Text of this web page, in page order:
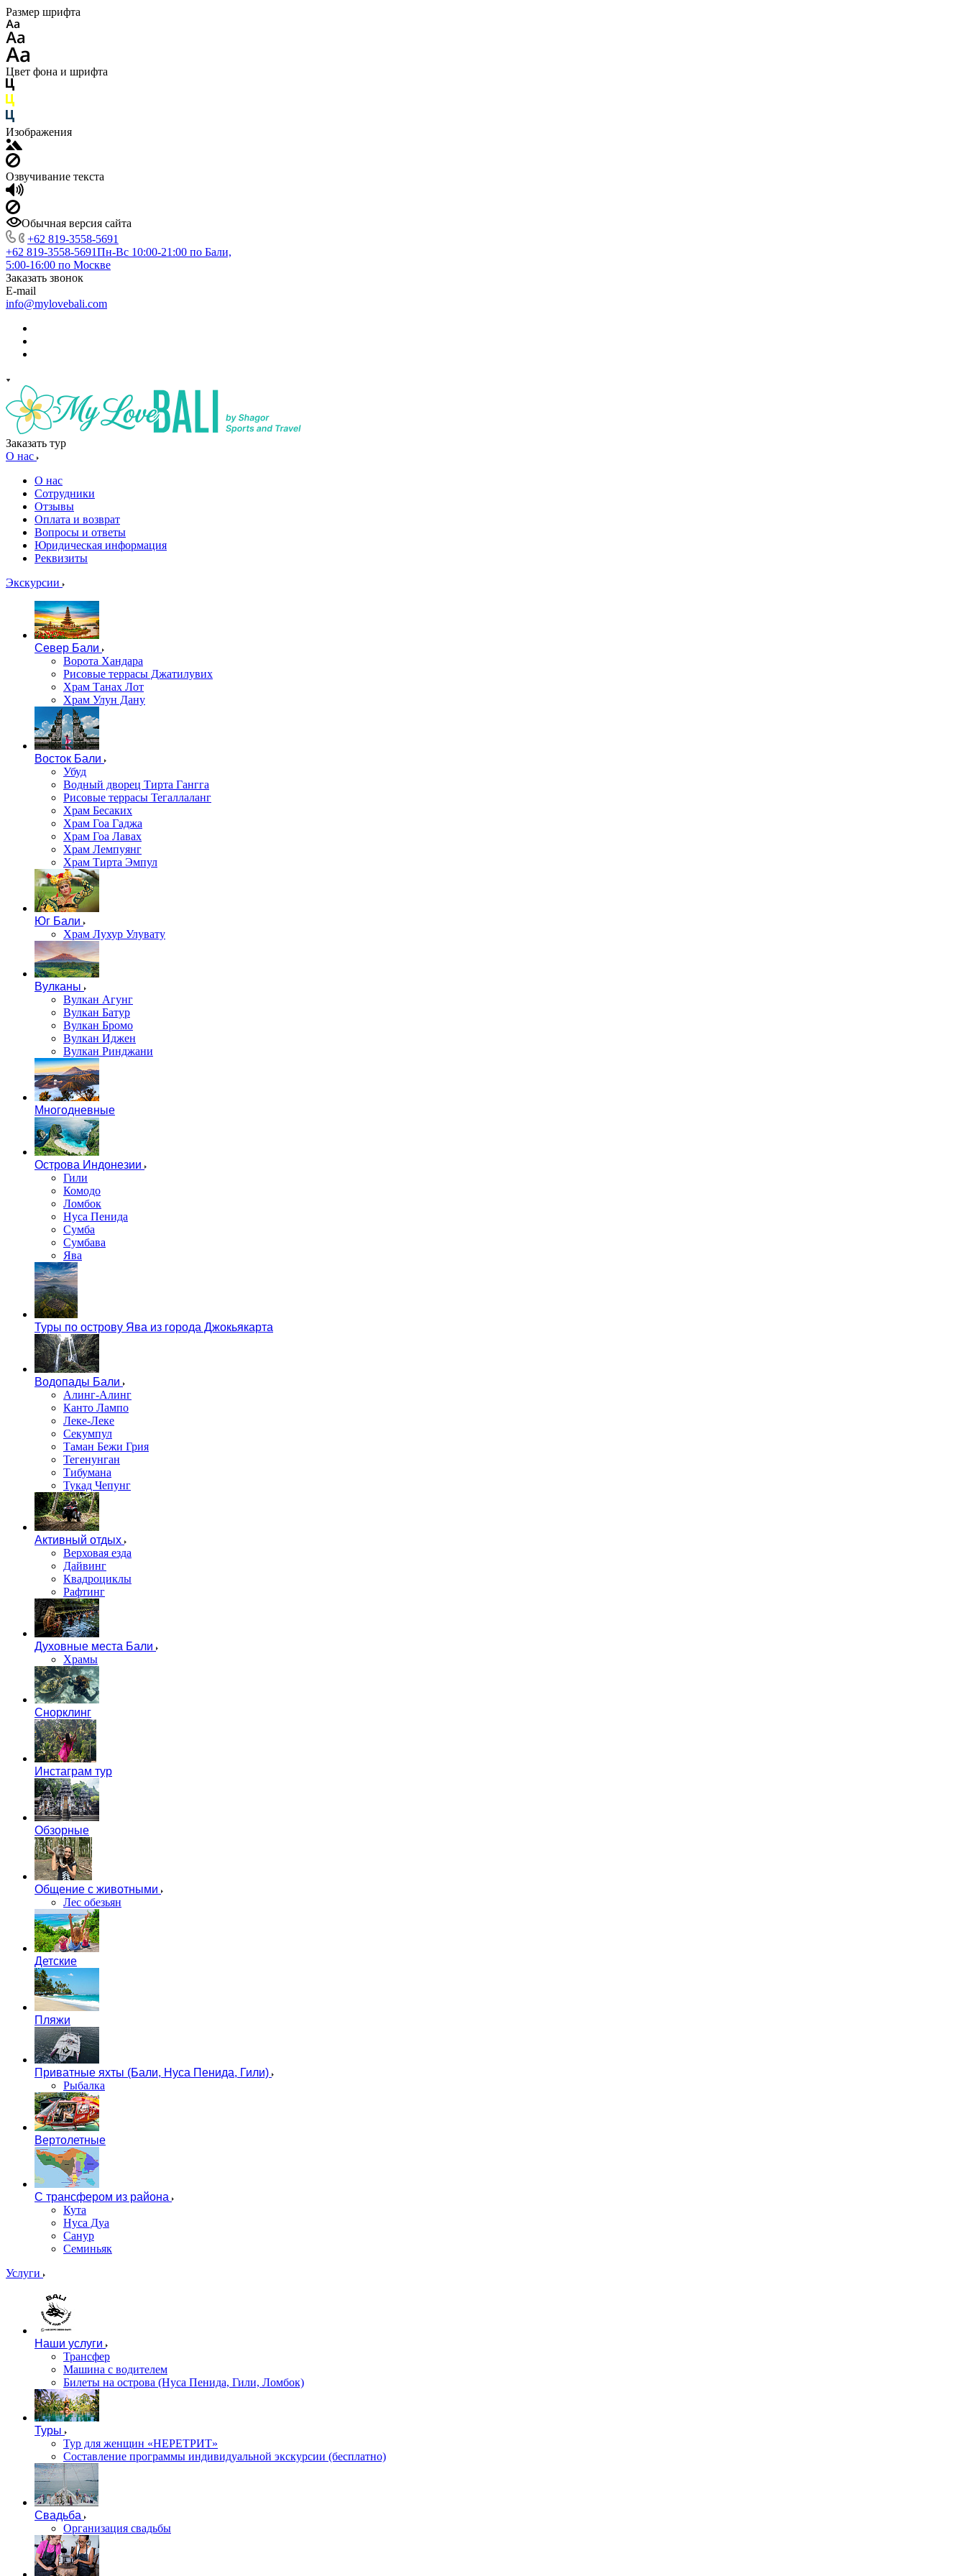
Размер шрифта
Цвет фона и шрифта
Изображения
Озвучивание текста
Обычная версия сайта
+62 819‑3558‑5691‬
+62 819‑3558‑5691‬Пн-Вс 10:00-21:00 по Бали,
5:00-16:00 по Москве
Заказать звонок
E-mail
info@mylovebali.com
Заказать тур
О нас
О нас
Сотрудники
Отзывы
Оплата и возврат
Вопросы и ответы
Юридическая информация
Реквизиты
Экскурсии
Север Бали
Ворота Хандара
Рисовые террасы Джатилувих
Храм Танах Лот
Храм Улун Дану
Восток Бали
Убуд
Водный дворец Тирта Гангга
Рисовые террасы Тегаллаланг
Храм Бесаких
Храм Гоа Гаджа
Храм Гоа Лавах
Храм Лемпуянг
Храм Тирта Эмпул
Юг Бали
Храм Лухур Улувату
Вулканы
Вулкан Агунг
Вулкан Батур
Вулкан Бромо
Вулкан Иджен
Вулкан Ринджани
Многодневные
Острова Индонезии
Гили
Комодо
Ломбок
Нуса Пенида
Сумба
Сумбава
Ява
Туры по острову Ява из города Джокьякарта
Водопады Бали
Алинг-Алинг
Канто Лампо
Леке-Леке
Секумпул
Таман Бежи Грия
Тегенунган
Тибумана
Тукад Чепунг
Активный отдых
Верховая езда
Дайвинг
Квадроциклы
Рафтинг
Духовные места Бали
Храмы
Снорклинг
Инстаграм тур
Обзорные
Общение с животными
Лес обезьян
Детские
Пляжи
Приватные яхты (Бали, Нуса Пенида, Гили)
Рыбалка
Вертолетные
С трансфером из района
Кута
Нуса Дуа
Санур
Семиньяк
Услуги
Наши услуги
Трансфер
Машина с водителем
Билеты на острова (Нуса Пенида, Гили, Ломбок)
Туры
Тур для женщин «НЕРЕТРИТ»
Составление программы индивидуальной экскурсии (бесплатно)
Свадьба
Организация свадьбы